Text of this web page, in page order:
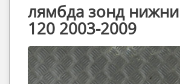
лямбда зонд
120 2003-2009